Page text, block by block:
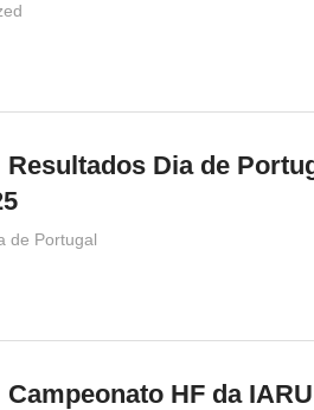
Resultados Dia de
de Portugal
Campeonato HF da